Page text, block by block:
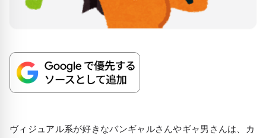
ヴィジュアル系が好きなバンギャルさんやギャ男さんは、カ